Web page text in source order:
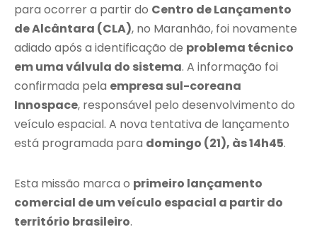
para ocorrer a partir do Centro de Lançamento
de Alcântara (CLA), no Maranhão, foi novamente
adiado após a identificação de problema técnico
em uma válvula do sistema. A informação foi
confirmada pela empresa sul-coreana
Innospace, responsável pelo desenvolvimento do
veículo espacial. A nova tentativa de lançamento
está programada para domingo (21), às 14h45.
Esta missão marca o primeiro lançamento
comercial de um veículo espacial a partir do
território brasileiro.